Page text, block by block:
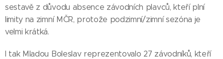
sestavě z důvodu absence závodních plavců, kteří plní
limity na zimní MČR, protože podzimní/zimní sezóna je
velmi krátká.
I tak Mladou Boleslav reprezentovalo 27 závodníků, kteří